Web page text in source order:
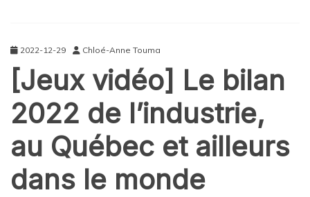
2022-12-29 Chloé-Anne Touma
[Jeux vidéo] Le bilan
2022 de l’industrie,
au Québec et ailleurs
dans le monde